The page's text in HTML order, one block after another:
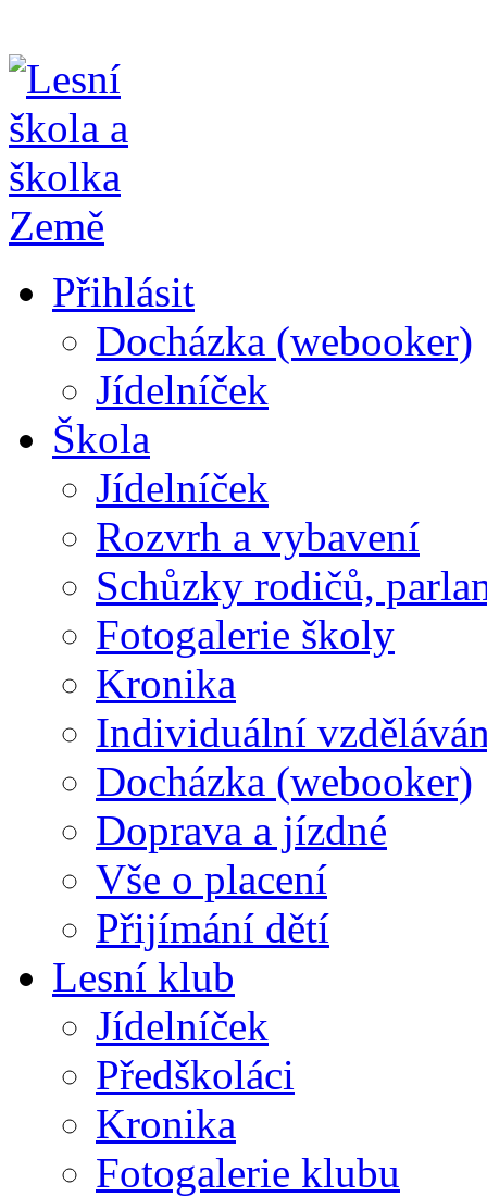
Přihlásit
Docházka (webooker)
Jídelníček
Škola
Jídelníček
Rozvrh a vybavení
Schůzky rodičů,
Fotogalerie školy
Kronika
Individuální
Docházka (webooker)
Doprava a jízdné
Vše o placení
Přijímání dětí
Lesní klub
Jídelníček
Předškoláci
Kronika
Fotogalerie klubu